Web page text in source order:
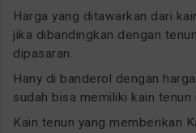
Harga yang ditawarkan dari
jika dibandingkan dengan
dipasaran.
Hany di banderol dengan
sudah bisa memiliki kain tenun
Kain tenun yang memberikan